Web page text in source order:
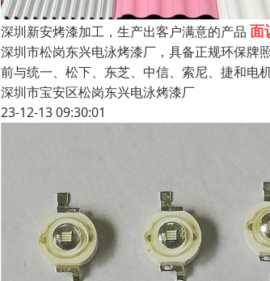
深圳新安烤漆加工，生产出客户满意的产品 面
深圳市松岗东兴电泳烤漆厂，具备正规环保牌
前与统一、松下、东芝、中信、索尼、捷和电
深圳市宝安区松岗东兴电泳烤漆厂
23-12-13 09:30:01